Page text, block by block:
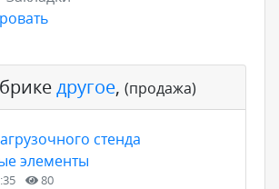
другое, (продажа)
стенда
элементы
80